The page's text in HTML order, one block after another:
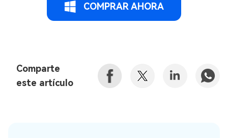
COMPRAR AHORA
Comparte
este artículo